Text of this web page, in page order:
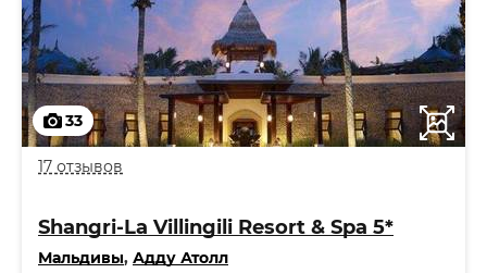
33
17 отзывов
Shangri-La Villingili Resort & Spa 5*
Мальдивы, Адду Атолл